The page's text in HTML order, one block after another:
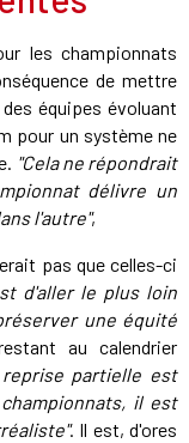
les championnats
de mettre
équipes évoluant
pour un système ne
"Cela ne répondrait
délivre un
l'autre",
pas que celles-ci
d'aller le plus loin
une équité
au calendrier
reprise partielle est
il est
. Il est, d'ores